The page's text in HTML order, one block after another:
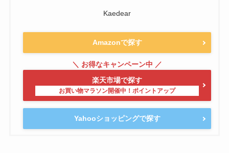
Kaedear
Amazonで探す
楽天市場で探す
Yahooショッピングで探す